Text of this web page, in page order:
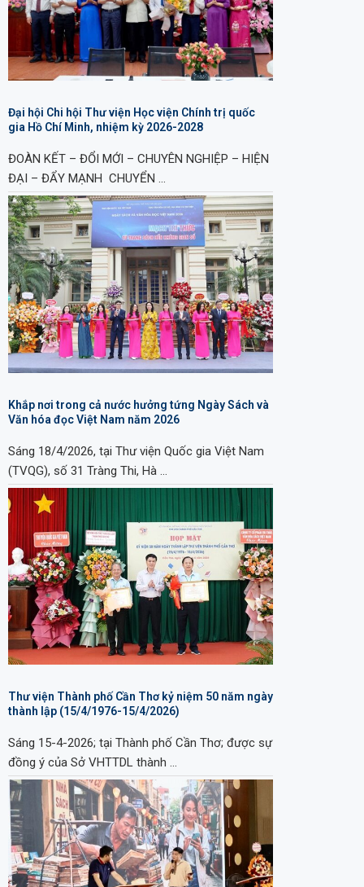
Đại hội Chi hội Thư viện Học viện Chính trị quốc
gia Hồ Chí Minh, nhiệm kỳ 2026-2028
ĐOÀN KẾT – ĐỔI MỚI – CHUYÊN NGHIỆP – HIỆN
ĐẠI – ĐẨY MẠNH CHUYỂN …
Khắp nơi trong cả nước hưởng tứng Ngày Sách và
Văn hóa đọc Việt Nam năm 2026
Sáng 18/4/2026, tại Thư viện Quốc gia Việt Nam
(TVQG), số 31 Tràng Thi, Hà …
Thư viện Thành phố Cần Thơ kỷ niệm 50 năm ngày
thành lập (15/4/1976-15/4/2026)
Sáng 15-4-2026; tại Thành phố Cần Thơ; được sự
đồng ý của Sở VHTTDL thành …